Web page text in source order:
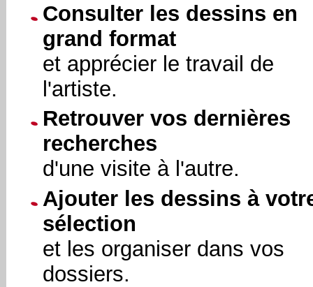
Consulter les dessins en
grand format
et apprécier le travail de
l'artiste.
Retrouver vos dernières
recherches
d'une visite à l'autre.
Ajouter les dessins à
sélection
et les organiser dans vos
dossiers.